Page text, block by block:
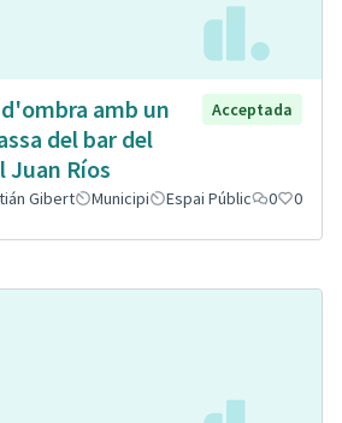
amb un
del bar del
Juan Ríos
Acceptada
Gibert Municipi Espai Públic 0 0